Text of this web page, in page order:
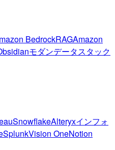
BedrockRAGAmazon
モダンデータスタック
SnowflakeAlteryxインフォ
SplunkVision OneNotion